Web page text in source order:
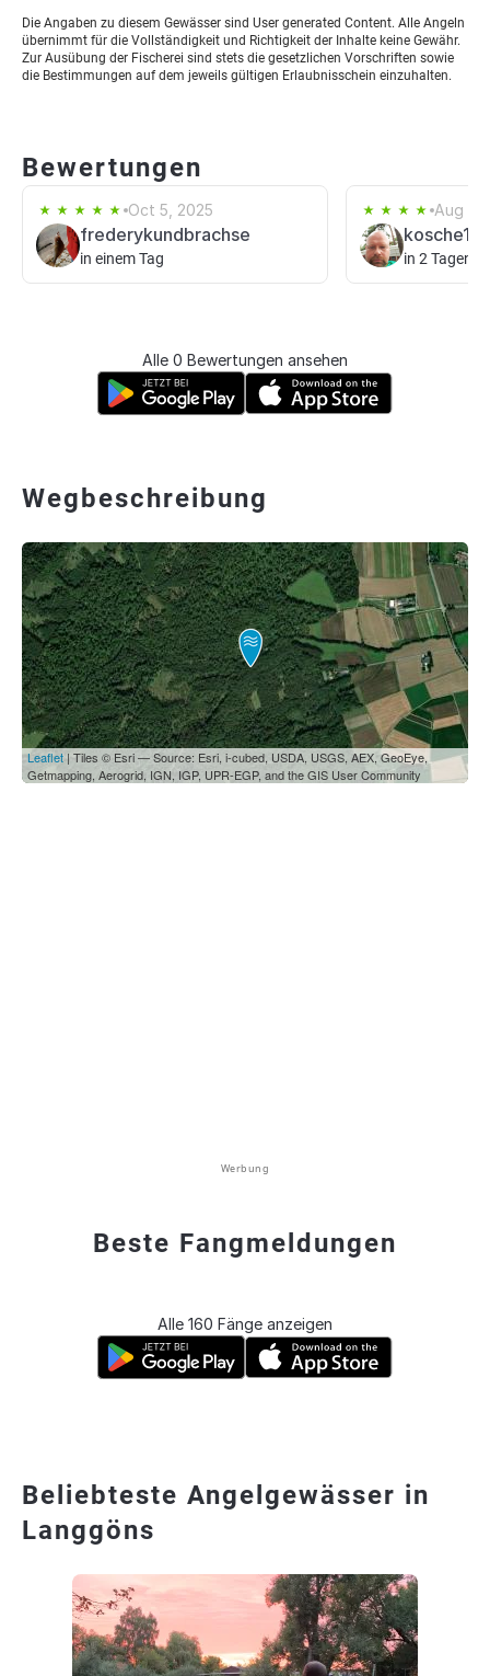
Die Angaben zu diesem Gewässer sind User generated Content. Alle Angeln
übernimmt für die Vollständigkeit und Richtigkeit der Inhalte keine Gewähr.
Zur Ausübung der Fischerei sind stets die gesetzlichen Vorschriften sowie
die Bestimmungen auf dem jeweils gültigen Erlaubnisschein einzuhalten.
Bewertungen
Oct 5, 2025
frederykundbrachse
in einem Tag
Aug
in 2 Tagen
Alle 0 Bewertungen ansehen
Wegbeschreibung
Leaflet| Tiles © Esri — Source: Esri, i-cubed, USDA, USGS, AEX, GeoEye,
Getmapping, Aerogrid, IGN, IGP, UPR-EGP, and the GIS User Community
Werbung
Beste Fangmeldungen
Alle 160 Fänge anzeigen
Beliebteste Angelgewässer in
Langgöns